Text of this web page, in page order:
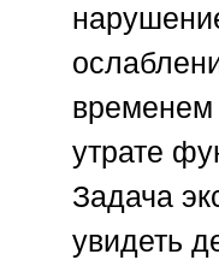
временем
утрате
Задача
увидеть